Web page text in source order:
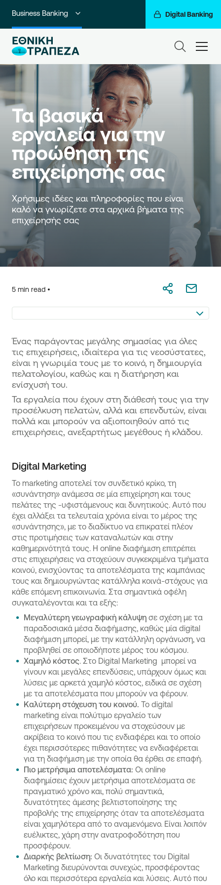
Business Banking Digital Banking
Ιδιώτες
Premium Banking
Corporate & Investment Banking
Go For More
Ο Όμιλός μας
Τα βασικά
εργαλεία για την
προώθηση της
Χρήσιμες ιδέες και πληροφορίες που είναι
καλό να γνωρίζετε στα αρχικά βήματα της
επιχείρησής σας
5 min read •
Ένας παράγοντας μεγάλης σημασίας για όλες
τις επιχειρήσεις, ιδιαίτερα για τις νεοσύστατες,
είναι η γνωριμία τους με το κοινό, η δημιουργία
πελατολογίου, καθώς και η διατήρηση και
ενίσχυσή του.
Τα εργαλεία που έχουν στη διάθεσή τους για την
προσέλκυση πελατών, αλλά και επενδυτών, είναι
πολλά και μπορούν να αξιοποιηθούν από τις
επιχειρήσεις, ανεξαρτήτως μεγέθους ή κλάδου.
Digital Marketing
Το marketing αποτελεί τον συνδετικό κρίκο, τη
«συνάντηση» ανάμεσα σε μία επιχείρηση και τους
πελάτες της -υφιστάμενους και δυνητικούς. Αυτό που
έχει αλλάξει τα τελευταία χρόνια είναι το μέρος της
«συνάντησης», με το διαδίκτυο να επικρατεί πλέον
στις προτιμήσεις των καταναλωτών και στην
καθημερινότητά τους. Η online διαφήμιση επιτρέπει
στις επιχειρήσεις να στοχεύουν συγκεκριμένα τμήματα
κοινού, ενισχύοντας τα αποτελέσματα της καμπάνιας
τους και δημιουργώντας κατάλληλα κοινά-στόχους για
κάθε επόμενη επικοινωνία. Στα σημαντικά οφέλη
συγκαταλέγονται και τα εξής:
Μεγαλύτερη γεωγραφική κάλυψη σε σχέση με τα
παραδοσιακά μέσα διαφήμισης, καθώς μία digital
διαφήμιση μπορεί, με την κατάλληλη οργάνωση, να
προβληθεί σε οποιοδήποτε μέρος του κόσμου.
Χαμηλό κόστος. Στο Digital Marketing μπορεί να
γίνουν και μεγάλες επενδύσεις, υπάρχουν όμως και
λύσεις με αρκετά χαμηλό κόστος, ειδικά σε σχέση
με τα αποτελέσματα που μπορούν να φέρουν.
Καλύτερη στόχευση του κοινού. Το digital
marketing είναι πολύτιμο εργαλείο των
επιχειρήσεων προκειμένου να στοχεύσουν με
ακρίβεια το κοινό που τις ενδιαφέρει και το οποίο
έχει περισσότερες πιθανότητες να ενδιαφέρεται
για τη διαφήμιση με την οποία θα έρθει σε επαφή.
Πιο μετρήσιμα αποτελέσματα: Οι online
διαφημίσεις έχουν μετρήσιμα αποτελέσματα σε
πραγματικό χρόνο και, πολύ σημαντικά,
δυνατότητες άμεσης βελτιστοποίησης της
προβολής της επιχείρησης όταν τα αποτελέσματα
είναι χαμηλότερα από το αναμενόμενο. Είναι λοιπόν
ευέλικτες, χάρη στην ανατροφοδότηση που
προσφέρουν.
Διαρκής βελτίωση: Οι δυνατότητες του Digital
Marketing διευρύνονται συνεχώς, προσφέροντας
όλο και περισσότερα εργαλεία και λύσεις. Αυτό που